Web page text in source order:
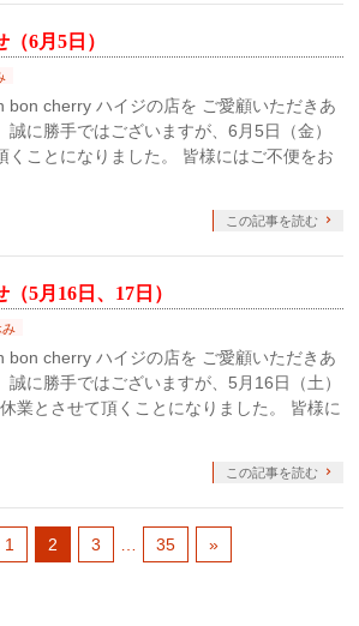
6月5日）
bon cherry ハイジの店を ご愛顧いただきあ
誠に勝手ではございますが、6月5日（金）
くことになりました。 皆様にはご不便をお
この記事を読む
5月16日、17日）
み
bon cherry ハイジの店を ご愛顧いただきあ
誠に勝手ではございますが、5月16日（土）
業とさせて頂くことになりました。 皆様に
この記事を読む
1 2 3 35 »